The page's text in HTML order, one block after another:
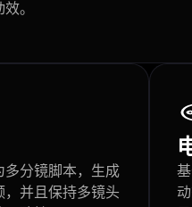
。
多分镜脚本，生成
并且保持多镜头